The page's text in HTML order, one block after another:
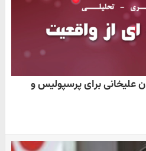
برای پرسپولیس و